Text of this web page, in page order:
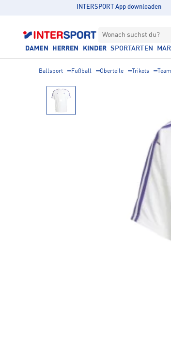
INTERSPORT App downloaden
Wonach suchst du?
DAMEN HERREN KINDER SPORTARTEN
Ballsport Fußball Oberteile Trikots